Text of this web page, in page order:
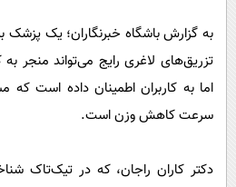
محیط زیست
به گزارش باشگاه خبرنگاران؛ یک
تزریق‌های لاغری رایج می‌تواند منجر
اما به کاربران اطمینان داده است
سرعت کاهش وزن است.
دکتر کاران راجان، که در تیک‌تاک